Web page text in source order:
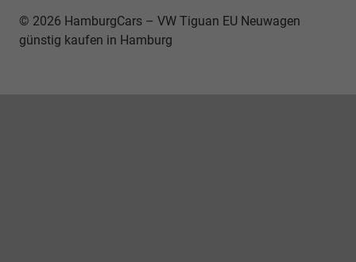
© 2026 HamburgCars – VW Tiguan EU Neuwagen
günstig kaufen in Hamburg